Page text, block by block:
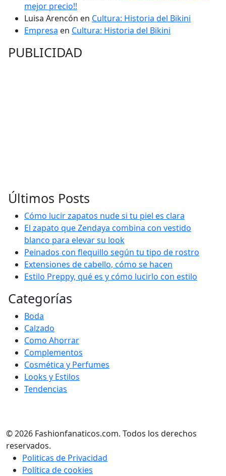
mejor precio!!
Luisa Arencón en Cultura: Historia del Bikini
Empresa en Cultura: Historia del Bikini
PUBLICIDAD
Últimos Posts
Cómo lucir zapatos nude si tu piel es clara
El zapato que Zendaya combina con vestido
blanco para elevar su look
Peinados con flequillo según tu tipo de rostro
Extensiones de cabello, cómo se hacen
Estilo Preppy, qué es y cómo lucirlo con estilo
Categorías
Boda
Calzado
Como Ahorrar
Complementos
Cosmética y Perfumes
Looks y Estilos
Tendencias
© 2026 Fashionfanaticos.com. Todos los derechos
reservados.
Politicas de Privacidad
Política de cookies